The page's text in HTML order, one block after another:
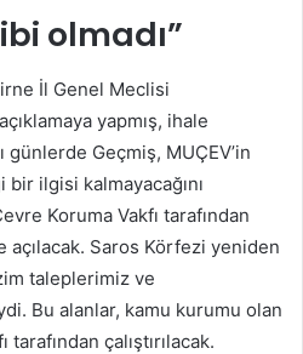
olmadı”
İl Genel Meclisi
açıklamaya yapmış, ihale
günlerde Geçmiş, MUÇEV’in
ilgisi kalmayacağını
Koruma Vakfı tarafından
Saros Körfezi yeniden
taleplerimiz ve
Bu alanlar, kamu kurumu olan
çalıştırılacak.